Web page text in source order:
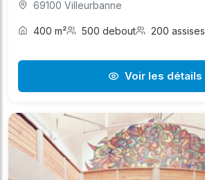
69100 Villeurbanne
400 m² 500 debout 200 assises
Voir les détails